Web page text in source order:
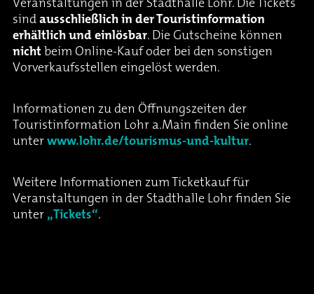
Vorträge & Lesungen
Kafé Klinker
FAQ – Fragen & Antworten
Kontakt
Jobs
Ansprechpartner
Veranstaltungen in der Stadthalle Lohr. Die Tickets
sind ausschließlich in der Touristinformation
erhältlich und einlösbar. Die Gutscheine können
nicht beim Online-Kauf oder bei den sonstigen
Vorverkaufsstellen eingelöst werden.
Informationen zu den Öffnungszeiten der
Touristinformation Lohr a.Main finden Sie online
unter www.lohr.de/tourismus-und-kultur.
Weitere Informationen zum Ticketkauf für
Veranstaltungen in der Stadthalle Lohr finden Sie
unter „Tickets“.